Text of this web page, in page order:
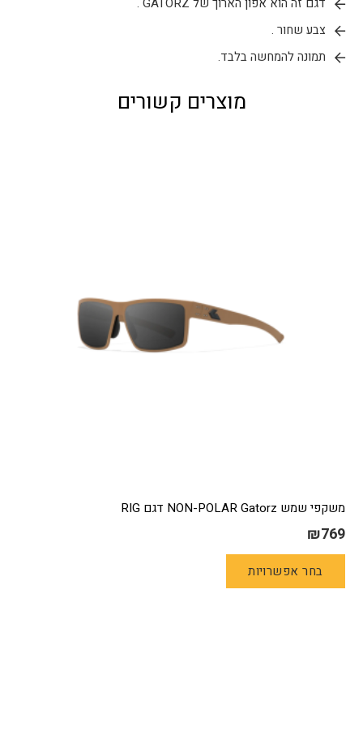
דגם זה הוא אפון הארוך של GATORZ .
צבע שחור .
תמונה להמחשה בלבד.
מוצרים קשורים
משקפי שמש NON-POLAR Gatorz דגם RIG
₪769
בחר אפשרויות